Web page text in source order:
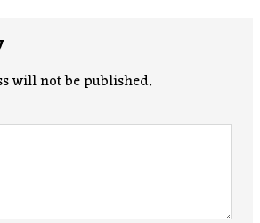
will not be published.